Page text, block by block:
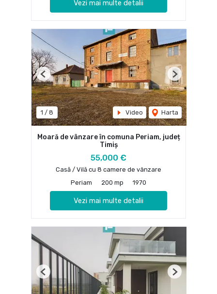
Vezi mai multe detalii
1 / 8 Video Harta
Previous Next
Moară de vânzare în comuna Periam, județ
Timiș
55,000 €
Casă / Vilă cu 8 camere de vânzare
Periam
200 mp 1970
Vezi mai multe detalii
Previous Next